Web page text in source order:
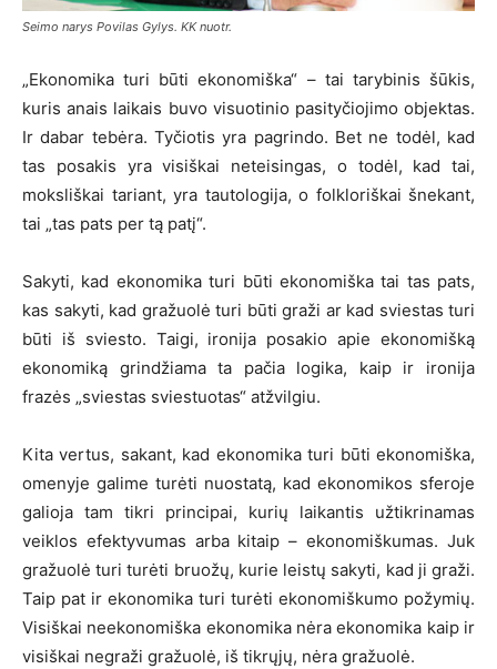
Seimo narys Povilas Gylys. KK nuotr.
„Ekonomika turi būti ekonomiška“ – tai tarybinis šūkis,
kuris anais laikais buvo visuotinio pasityčiojimo objektas.
Ir dabar tebėra. Tyčiotis yra pagrindo. Bet ne todėl, kad
tas posakis yra visiškai neteisingas, o todėl, kad tai,
moksliškai tariant, yra tautologija, o folkloriškai šnekant,
tai „tas pats per tą patį“.
Sakyti, kad ekonomika turi būti ekonomiška tai tas pats,
kas sakyti, kad gražuolė turi būti graži ar kad sviestas turi
būti iš sviesto. Taigi, ironija posakio apie ekonomišką
ekonomiką grindžiama ta pačia logika, kaip ir ironija
frazės „sviestas sviestuotas“ atžvilgiu.
Kita vertus, sakant, kad ekonomika turi būti ekonomiška,
omenyje galime turėti nuostatą, kad ekonomikos sferoje
galioja tam tikri principai, kurių laikantis užtikrinamas
veiklos efektyvumas arba kitaip – ekonomiškumas. Juk
gražuolė turi turėti bruožų, kurie leistų sakyti, kad ji graži.
Taip pat ir ekonomika turi turėti ekonomiškumo požymių.
Visiškai neekonomiška ekonomika nėra ekonomika kaip ir
visiškai negraži gražuolė, iš tikrųjų, nėra gražuolė.